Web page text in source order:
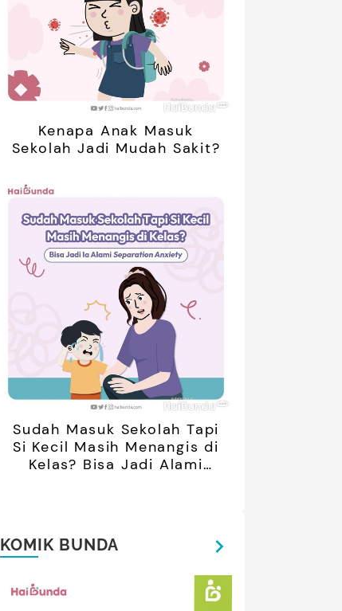
Kenapa Anak Masuk
Sekolah Jadi Mudah Sakit?
Sudah Masuk Sekolah Tapi
Si Kecil Masih Menangis di
Kelas? Bisa Jadi Alami
KOMIK BUNDA